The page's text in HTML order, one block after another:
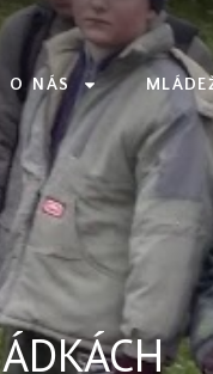
O NÁS